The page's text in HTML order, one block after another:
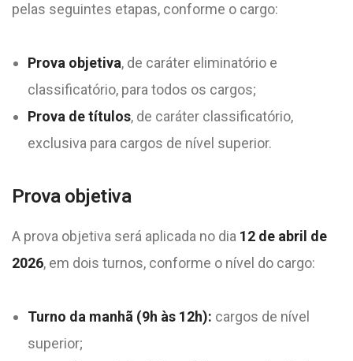
pelas seguintes etapas, conforme o cargo:
Prova objetiva, de caráter eliminatório e
classificatório, para todos os cargos;
Prova de títulos, de caráter classificatório,
exclusiva para cargos de nível superior.
Prova objetiva
A prova objetiva será aplicada no dia 12 de abril de
2026, em dois turnos, conforme o nível do cargo:
Turno da manhã (9h às 12h): cargos de nível
superior;